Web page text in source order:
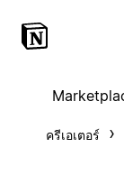
ครีเอเตอร์